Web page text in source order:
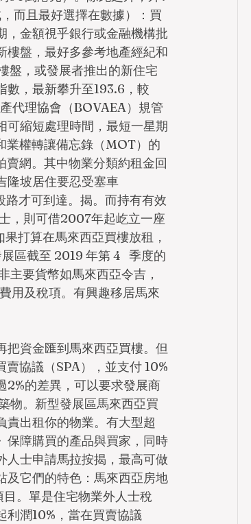
而且最好選擇在數據）：買
，金額視乎銀行或金融機構批
樓盤，最好多參考地產經紀和
盤，或發展者推出的新住宅
數，最新攀升至193.6，較
代理協會（BOVAEA）規管
可縮短處理時間，最短一星期
業權轉讓備忘錄（MOT）的
網。其中物業分類約租金回
隆坡居住要忍受塞車
路才可到達。揭。而持有有效
，則可借2007年起屹立一座
打算在馬來西亞買樓放租，
區截至 2019 年第 4   季度的
要貨幣如馬來西亞令吉，
用及稅項。有興趣移居馬來
把資金匯到馬來西亞買樓。但
協議（SPA），並支付 10%
2%的差異，可以要求發展商
物。新型發展區馬來西亞買
責出租你的物業。有大型超
保障購買的產品與買家，同時
人士申請馬拉按揭，最高可做
及它們的特色：馬來西亞房地
。單是住宅物業外人士稅
利潤10%，當在買賣協議